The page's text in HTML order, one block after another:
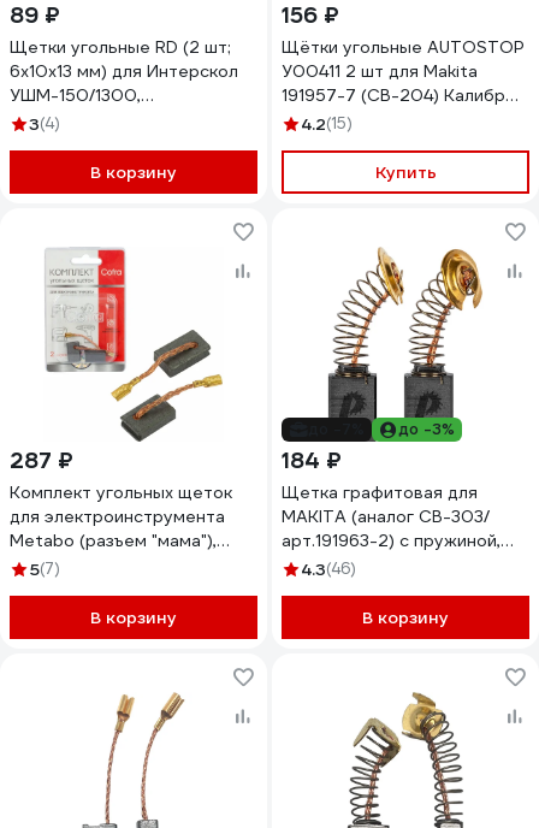
89 ₽
Щетки угольные RD (2 шт;
6х10х13 мм) для Интерскол
УШМ-150/1300,
УПМ-180/1300Э HAMMER
3(4)
В корзину
156 ₽
Щётки угольные AUTOSTOP
У00411 2 шт для Makita
191957-7 (СВ-204) Калибр
00000075108
4.2(15)
Купить
287 ₽
Комплект угольных щеток
для электроинструмента
Metabo (разъем "мама"),
5x10x15 мм, 2 шт COFRA
5(7)
В корзину
до -3%
184 ₽
Щетка графитовая для
MAKITA (аналог CB-303/
арт.191963-2) с пружиной,
5x11x17 мм ПРАКТИКА 790-
4.3(46)
В корзину